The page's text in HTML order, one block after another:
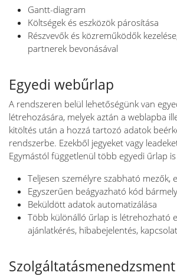
Gantt-diagram
Költségek és eszközök párosítása
Részvevők és közreműködők
partnerek bevonásával
Egyedi webűrlap
A rendszeren belül lehetőségünk van
létrehozására, melyek aztán a weblapba
kitöltés után a hozzá tartozó adatok
rendszerbe. Ezekből jegyeket vagy
Egymástól függetlenül több egyedi űrlap
Teljesen személyre szabható mezők,
Egyszerűen beágyazható kód
Beküldött adatok automatizálása
Több különálló űrlap is létrehozható
ajánlatkérés, hibabejelentés,
Szolgáltatásmenedzsment